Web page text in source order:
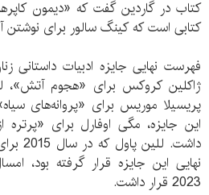
کتاب در گاردین گفت که «دیمون
کتابی است که کینگ‌ سالور برای نوشتن
ژاکلین کروکس برای «هجوم آتش»،
پریسیلا موریس برای «پروانه‌های
این جایزه، مگی اوفارل برای «پرتره
داشت.
نهایی این جایزه قرار گرفته بود،
2023 قرار داشت.